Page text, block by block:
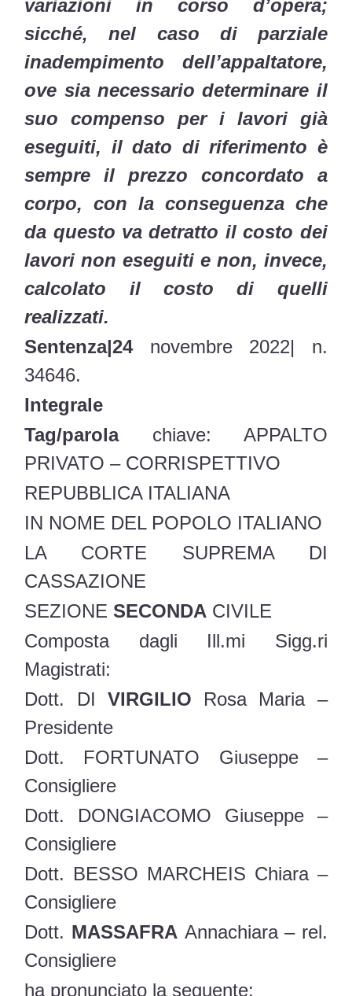
variazioni in corso d’opera;
sicché, nel caso di parziale
inadempimento dell’appaltatore,
ove sia necessario determinare il
suo compenso per i lavori già
eseguiti, il dato di riferimento è
sempre il prezzo concordato a
corpo, con la conseguenza che
da questo va detratto il costo dei
lavori non eseguiti e non, invece,
calcolato il costo di quelli
realizzati.
Sentenza|24novembre 2022| n.
34646.
Integrale
Tag/parolachiave: APPALTO
PRIVATO – CORRISPETTIVO
REPUBBLICA ITALIANA
IN NOME DEL POPOLO ITALIANO
LA CORTE SUPREMA DI
CASSAZIONE
SEZIONE SECONDA CIVILE
Composta dagli Ill.mi Sigg.ri
Magistrati:
Dott. DI VIRGILIO Rosa Maria –
Presidente
Dott. FORTUNATO Giuseppe –
Consigliere
Dott. DONGIACOMO Giuseppe –
Consigliere
Dott. BESSO MARCHEIS Chiara –
Consigliere
Dott. MASSAFRAAnnachiara – rel.
Consigliere
ha pronunciato la seguente: